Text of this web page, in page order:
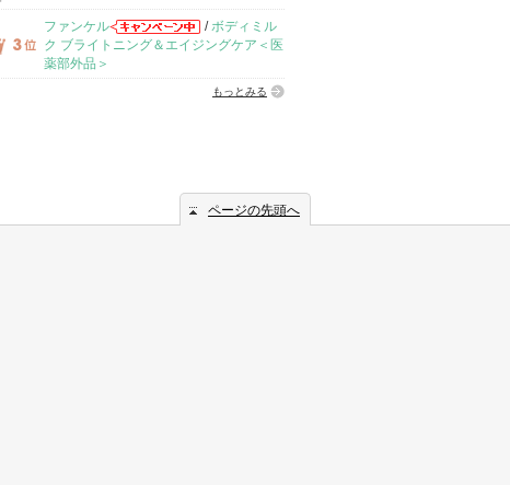
ファンケル /ボディミル
ク ブライトニング＆エイジングケア＜医
薬部外品＞
もっとみる
ページの先頭へ